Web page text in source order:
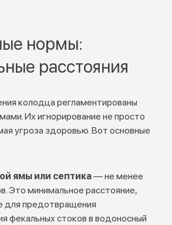
нормы:
расстояния
колодца регламентированы
Их игнорирование не просто
угроза здоровью. Вот основные
ямы или септика— не менее
Это минимальное расстояние,
для предотвращения
фекальных стоков в водоносный